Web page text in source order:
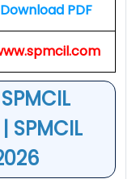
Download PDF
SPMCIL